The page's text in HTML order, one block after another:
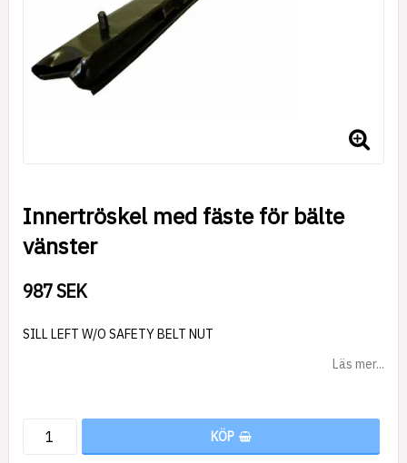
Innertröskel med fäste för bälte
vänster
987 SEK
SILL LEFT W/O SAFETY BELT NUT
Läs mer...
KÖP